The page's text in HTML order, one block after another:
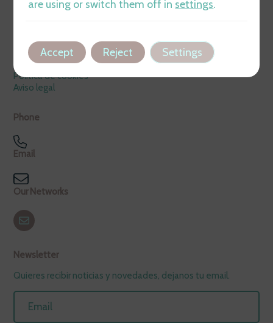
Legal
Política de privacidad
Política de cookies
Aviso legal
Phone
Email
Our Networks
Newsletter
Quieres recibir noticias y novedades, dejanos tu email.
are using or switch them off in settings.
Accept Reject Settings